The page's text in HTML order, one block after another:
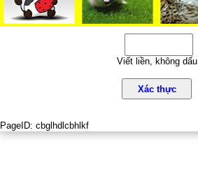
Viết liền, không dấu
Xác thực
PageID: cbglhdlcbhlkf